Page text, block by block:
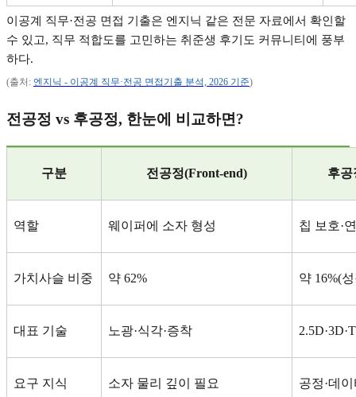
이공계 직무·전공 면접 기출은 엔지닉 같은 전문 자료에서 확인할
수 있고, 직무 적합도를 고민하는 취준생 후기도 커뮤니티에 풍부
하다.
(출처 : 엔지닉 - 이공계 직무·전공 면접기출 분석, 2026 기준)
전공정 vs 후공정, 한눈에 비교하면 ?
구분 전공정(Front-end) 후공
역할 웨이퍼에 소자 형성 칩 보호·
가치사슬 비중 약 62% 약 16%(
대표 기술 노광·식각·증착
요구 지식 소자 물리 깊이 필요 공정·데이